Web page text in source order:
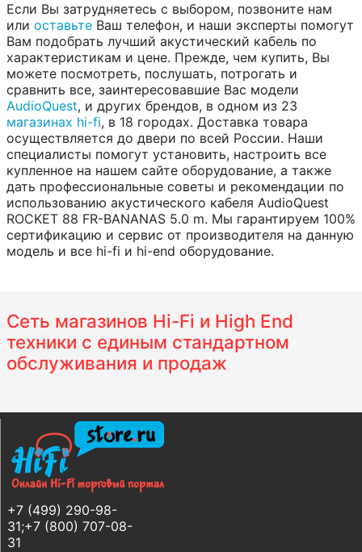
Если Вы затрудняетесь с выбором, позвоните нам
или оставьте Ваш телефон, и наши эксперты помогут
Вам подобрать лучший акустический кабель по
характеристикам и цене. Прежде, чем купить, Вы
можете посмотреть, послушать, потрогать и
сравнить все, заинтересовавшие Вас модели
AudioQuest, и других брендов, в одном из 23
магазинах hi-fi, в 18 городах. Доставка товара
осуществляется до двери по всей России. Наши
специалисты помогут установить, настроить все
купленное на нашем сайте оборудование, а также
дать профессиональные советы и рекомендации по
использованию акустического кабеля AudioQuest
ROCKET 88 FR-BANANAS 5.0 m. Мы гарантируем 100%
сертификацию и сервис от производителя на данную
модель и все hi-fi и hi-end оборудование.
Сеть магазинов Hi-Fi и High End
техники с единым стандартном
обслуживания и продаж
+7 (499) 290-98-
31;+7 (800) 707-08-
31